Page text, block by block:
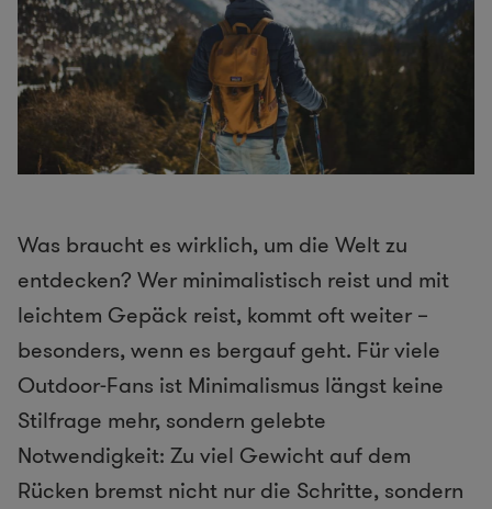
Was braucht es wirklich, um die Welt zu
entdecken? Wer minimalistisch reist und mit
leichtem Gepäck reist, kommt oft weiter –
besonders, wenn es bergauf geht. Für viele
Outdoor-Fans ist Minimalismus längst keine
Stilfrage mehr, sondern gelebte
Notwendigkeit: Zu viel Gewicht auf dem
Rücken bremst nicht nur die Schritte, sondern